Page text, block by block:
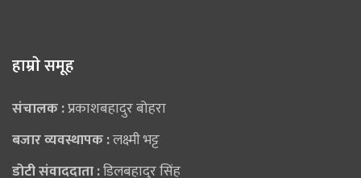
हाम्राे समूह
संचालक :प्रकाशबहादुर बोहरा
बजार व्यवस्थापक :लक्ष्मी भट्ट
डोटी संवाददाता :डिलबहादुर सिंह